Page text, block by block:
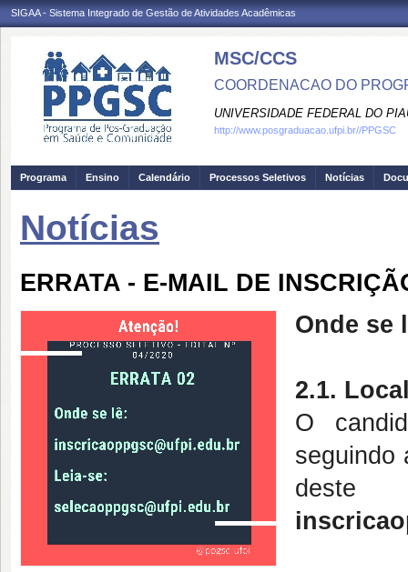
SIGAA - Sistema Integrado de Gestão de Atividades Acadêmicas
MSC/CCS
COORDENACAO DO
UNIVERSIDADE FEDERAL DO
http://www.posgraduacao.ufpi.br//PPGSC
Programa Ensino Calendário Processos Seletivos Notícias
Notícias
ERRATA - E-MAIL DE
Onde se
2.1.
O
seguindo